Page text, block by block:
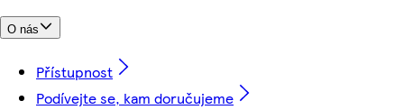
O nás
Přístupnost
Podívejte se, kam doručujeme